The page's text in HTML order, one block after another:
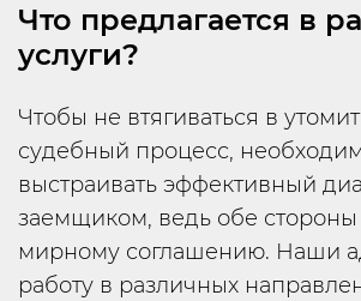
Что предлагается в
услуги?
Чтобы не втягиваться в
судебный процесс,
выстраивать эффективный
заемщиком, ведь обе стороны
мирному соглашению. Наши
работу в различных